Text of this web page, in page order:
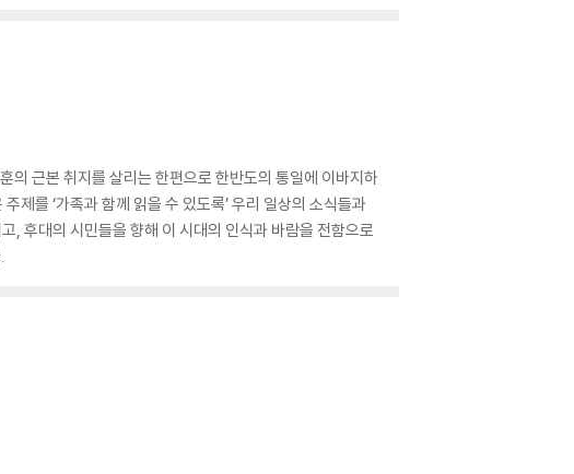
의 근본 취지를 살리는 한편으로 한반도의 통일에 이바지하
제를 ‘가족과 함께 읽을 수 있도록’ 우리 일상의 소식들과
, 후대의 시민들을 향해 이 시대의 인식과 바람을 전함으로